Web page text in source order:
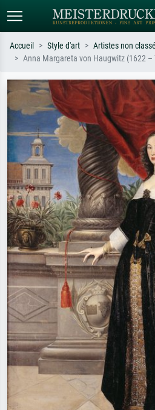
Recherchez par artiste, titre ou style –
ex. Monet, Nuit étoilée,
impressionnisme, vague de Hokusai,
Accueil Style d'art Artistes non
Anna Margareta von Haugwitz (1622 –